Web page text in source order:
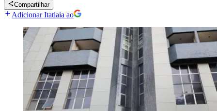
Compartilhar
Adicionar Itatiaia ao